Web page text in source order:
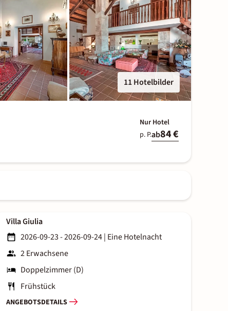
11 Hotelbilder
Nur Hotel
p. P.ab84 €
Villa Giulia
2026-09-23 - 2026-09-24| Eine Hotelnacht
2 Erwachsene
Doppelzimmer (D)
Frühstück
ANGEBOTSDETAILS